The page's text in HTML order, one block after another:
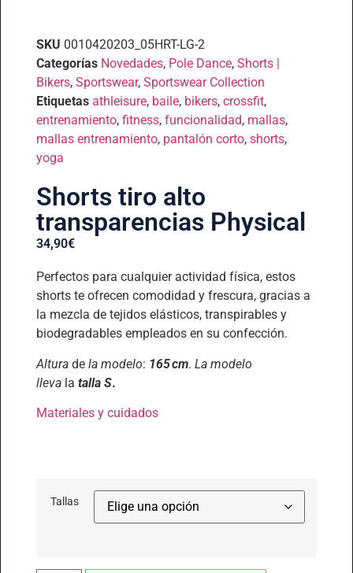
SKU 0010420203_05HRT-LG-2
Categorías Novedades, Pole Dance, Shorts |
Bikers, Sportswear, Sportswear Collection
Etiquetas athleisure, baile, bikers, crossfit,
entrenamiento, fitness, funcionalidad, mallas,
mallas entrenamiento, pantalón corto, shorts,
yoga
Shorts tiro alto
transparencias Physical
34,90€
Perfectos para cualquier actividad física, estos
shorts te ofrecen comodidad y frescura, gracias a
la mezcla de tejidos elásticos, transpirables y
biodegradables empleados en su confección.
Alturade la modelo: 165 cm. La modelo
llevala talla S.
Materiales y cuidados
Tallas